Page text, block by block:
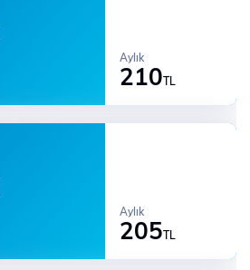
210TL
Aylık
205TL
Aylık